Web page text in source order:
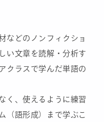
などのノンフィクショ
い文章を読解・分析す
クラスで学んだ単語の
く、使えるように練習
（語形成）まで学ぶこ